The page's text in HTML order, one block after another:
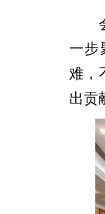
一步
难，
出贡